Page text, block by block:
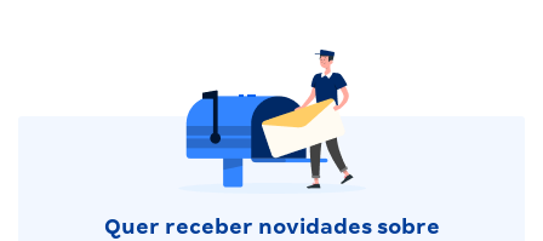
Quer receber novidades sobre